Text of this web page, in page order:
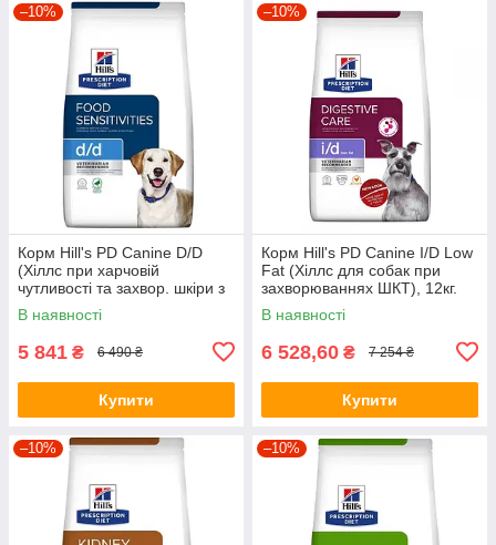
–10%
Корм Hill's PD Canine D/D
(Хіллс при харчовій
чутливості та захвор. шкіри з
качкою), 12кг.
В наявності
5 841 ₴ 6 490 ₴
Купити
–10%
Корм Hill's PD Canine I/D Low
Fat (Хiллс для собак при
захворюваннях ШКТ), 12кг.
В наявності
6 528,60 ₴ 7 254 ₴
Купити
–10% –10%